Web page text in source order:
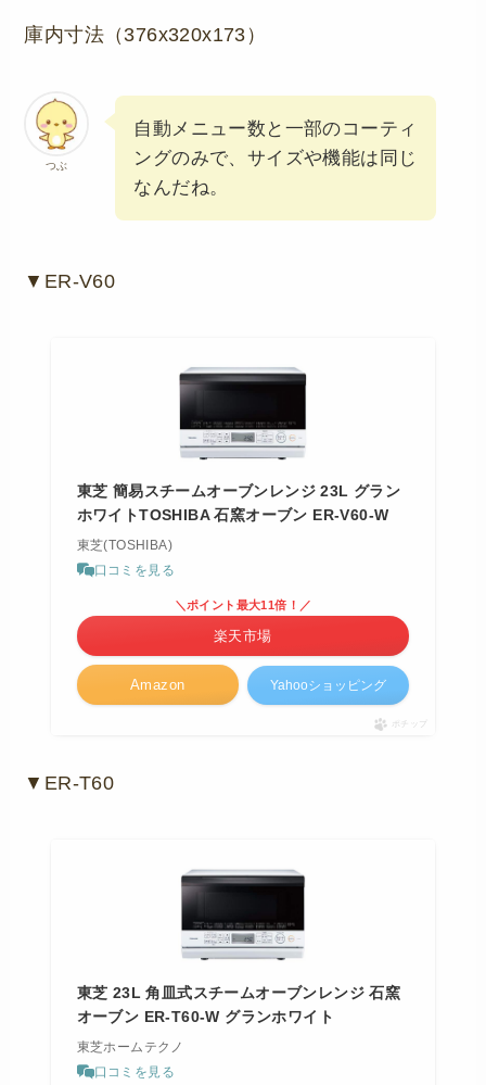
庫内寸法（376x320x173）
つぶ
自動メニュー数と一部のコーティ
ングのみで、サイズや機能は同じ
なんだね。
▼ER-V60
東芝 簡易スチームオーブンレンジ 23L グラン
ホワイトTOSHIBA 石窯オーブン ER-V60-W
東芝(TOSHIBA)
口コミを見る
Amazon
＼ポイント最大11倍！／
楽天市場
Yahooショッピング
ポチップ
▼ER-T60
東芝 23L 角皿式スチームオーブンレンジ 石窯
オーブン ER-T60-W グランホワイト
東芝ホームテクノ
口コミを見る